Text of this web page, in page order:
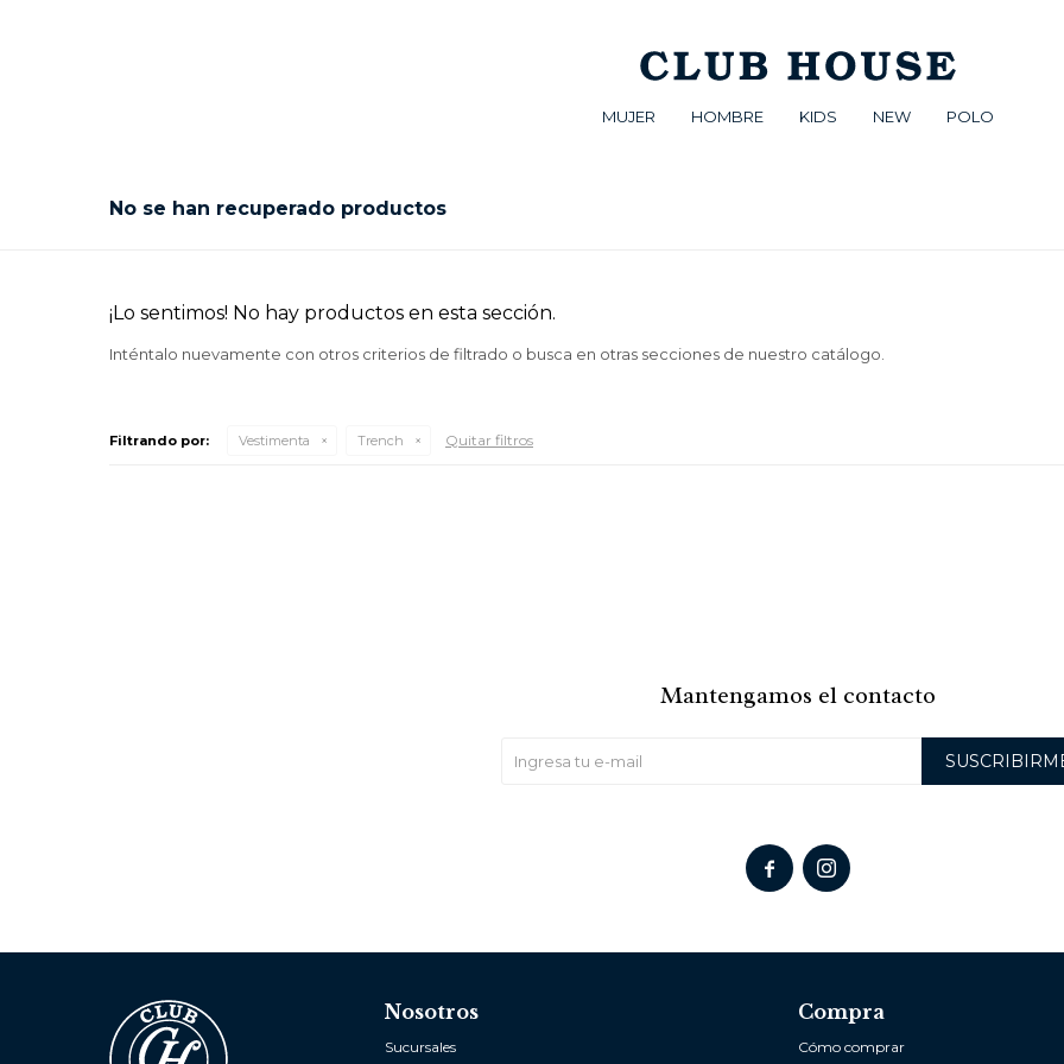
MUJER HOMBRE KIDS NEW POLO
No se han recuperado productos
¡Lo sentimos! No hay productos en esta sección.
Inténtalo nuevamente con otros criterios de filtrado o busca en otras secciones de nuestro catálogo.
Filtrando por: Vestimenta Trench Quitar filtros
Nosotros
Sucursales
Compra
Cómo comprar
Mantengamos el contacto
 